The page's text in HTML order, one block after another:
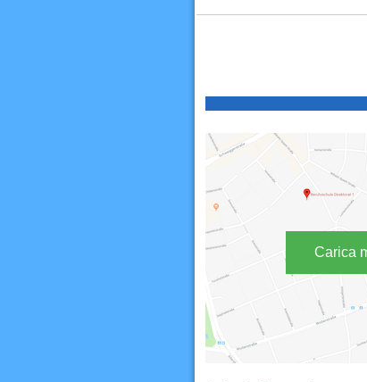
Carica